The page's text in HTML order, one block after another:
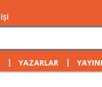
| YAZARLAR |